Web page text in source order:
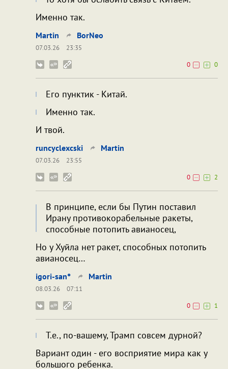
Именно так.
Martin BorNeo
07.03.26
23:35
0
0
Его пунктик - Китай.
Именно так.
И твой.
runcyclexcski Martin
07.03.26
23:55
0
2
В принципе, если бы Путин поставил
Ирану противокорабельные ракеты,
способные потопить авианосец,
Но у Хуйла нет ракет, способных потопить
авианосец…
igori-san° Martin
08.03.26
07:11
0
1
Т.е., по-вашему, Трамп совсем дурной?
Вариант один - его восприятие мира как у
большого ребенка.